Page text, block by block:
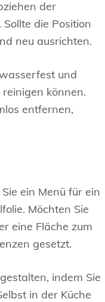
der
die Position
neu ausrichten.
und
können.
entfernen,
ein Menü für ein
Möchten Sie
eine Fläche zum
gesetzt.
indem Sie
in der Küche